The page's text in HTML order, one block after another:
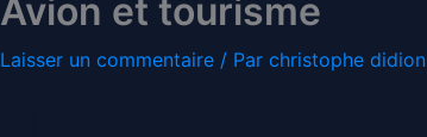
Avion et tourisme
Laisser un commentaire / Par christophe didion